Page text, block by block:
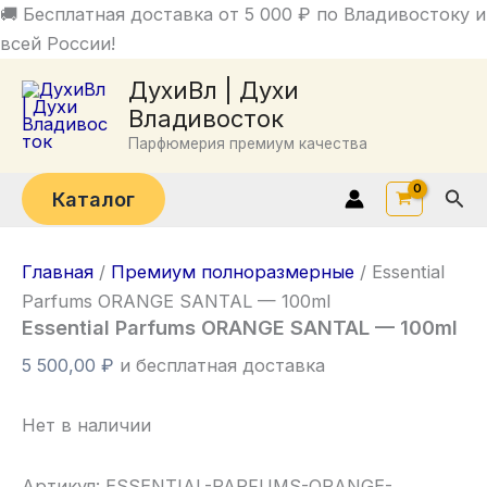
🚚 Бесплатная доставка от 5 000 ₽ по Владивостоку и
всей России!
Перейти
к
ДухиВл | Духи
Владивосток
Парфюмерия премиум качества
Каталог
Главная / Премиум полноразмерные / Essential
Parfums ORANGE SANTAL — 100ml
Essential Parfums ORANGE SANTAL — 100ml
5 500,00 ₽ и бесплатная доставка
Нет в наличии